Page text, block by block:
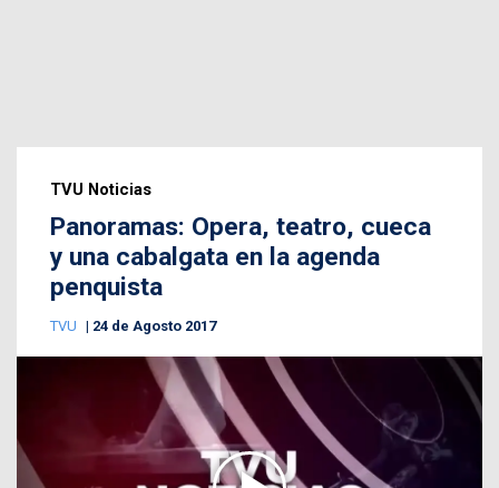
TVU Noticias
Panoramas: Opera, teatro, cueca
y una cabalgata en la agenda
penquista
TVU 24 de Agosto 2017